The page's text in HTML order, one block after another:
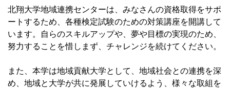
北翔大学地域連携センターは、みなさんの資格取得をサポ
ートするため、各種検定試験のための対策講座を開講して
います。自らのスキルアップや、夢や目標の実現のため、
努力することを惜しまず、チャレンジを続けてください。
また、本学は地域貢献大学として、地域社会との連携を深
め、地域と大学が共に発展していけるよう、様々な取組を